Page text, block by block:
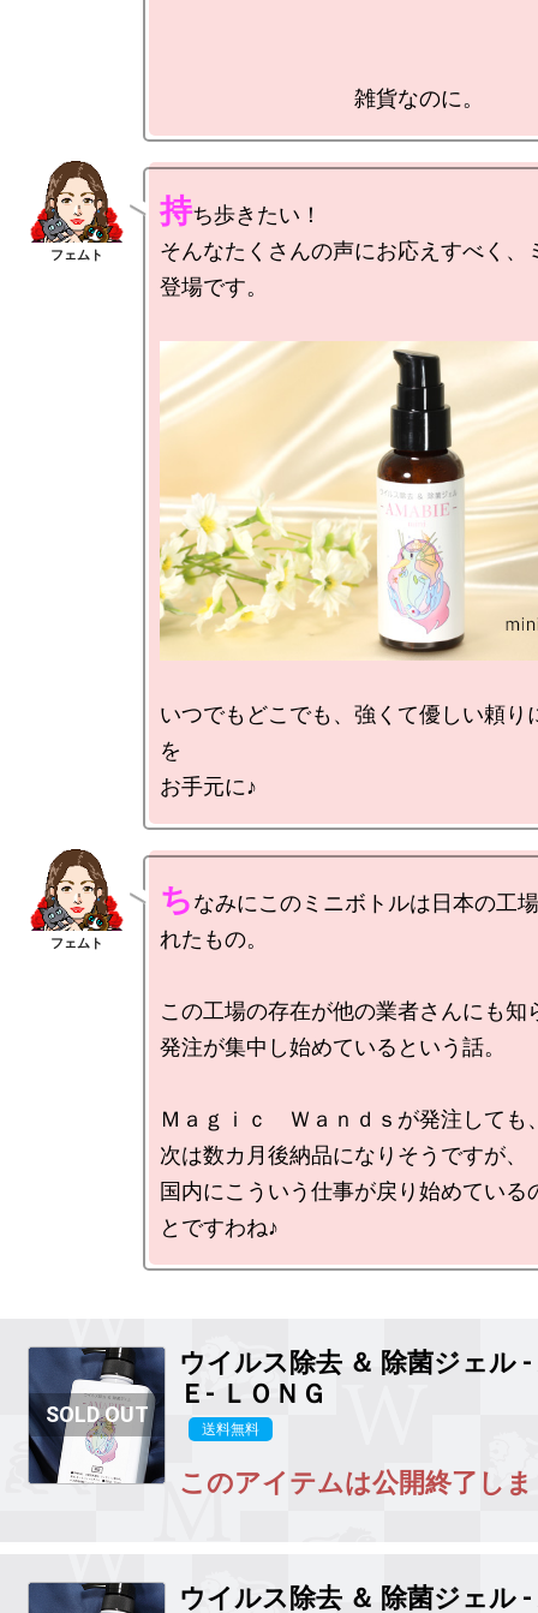
持ち歩きたい！
そんなたくさんの声にお応えすべく、
登場です。
いつでもどこでも、強くて優しい頼り
を
ちなみにこのミニボトルは日本の工
れたもの。
この工場の存在が他の業者さんにも知
発注が集中し始めているという話。
Ｍａｇｉｃ　Ｗａｎｄｓが発注しても
次は数カ月後納品になりそうですが、
国内にこういう仕事が戻り始めている
ウイルス除去 ＆ 除菌ジェル
Ｅ- ＬＯＮＧ
送料無料
このアイテムは公開終了し
ウイルス除去 ＆ 除菌ジェル